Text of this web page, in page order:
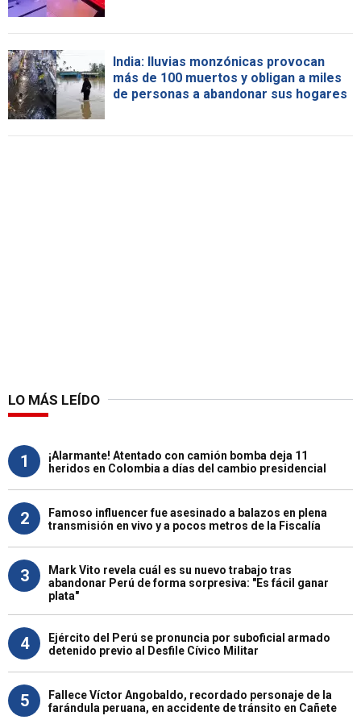
India: lluvias monzónicas provocan
más de 100 muertos y obligan a miles
de personas a abandonar sus hogares
LO MÁS LEÍDO
1
¡Alarmante! Atentado con camión bomba deja 11
heridos en Colombia a días del cambio presidencial
2
Famoso influencer fue asesinado a balazos en plena
transmisión en vivo y a pocos metros de la Fiscalía
3
Mark Vito revela cuál es su nuevo trabajo tras
abandonar Perú de forma sorpresiva: "Es fácil ganar
plata"
4
Ejército del Perú se pronuncia por suboficial armado
detenido previo al Desfile Cívico Militar
5
Fallece Víctor Angobaldo, recordado personaje de la
farándula peruana, en accidente de tránsito en Cañete